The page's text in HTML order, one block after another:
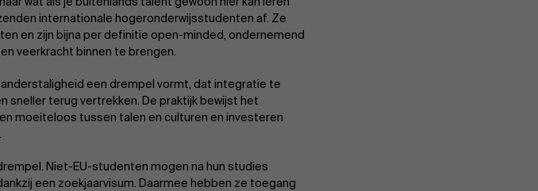
internationale hogeronderwijsstudenten af. Ze
en zijn bijna per definitie open-minded, ondernemend
veerkracht binnen te brengen.
een drempel vormt, dat integratie te
sneller terug vertrekken. De praktijk bewijst het
moeiteloos tussen talen en culturen en investeren
Niet-EU-studenten mogen na hun studies
een zoekjaarvisum. Daarmee hebben ze toegang